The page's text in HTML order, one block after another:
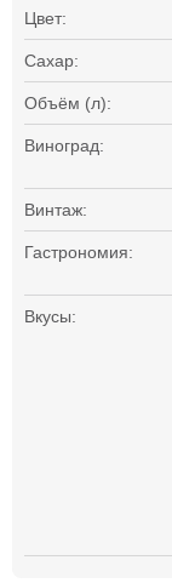
Цвет:
Сахар:
Объём (л):
Виноград:
Винтаж:
Гастрономия:
Вкусы: